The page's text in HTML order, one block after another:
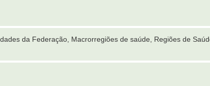
da Federação, Macrorregiões de saúde, Regiões de